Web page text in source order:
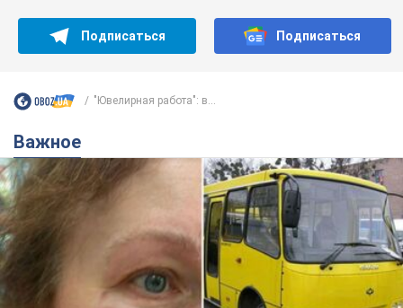
Подписаться Подписаться
"Ювелирная работа": в...
Важное